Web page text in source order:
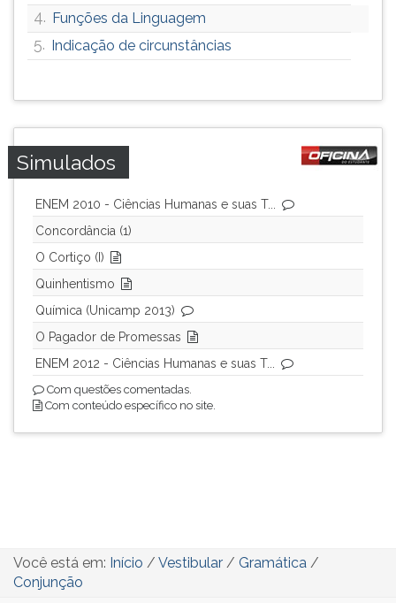
4. Funções da Linguagem
5. Indicação de circunstâncias
Simulados
ENEM 2010 - Ciências Humanas e suas T...
Concordância (1)
O Cortiço (I)
Quinhentismo
Química (Unicamp 2013)
O Pagador de Promessas
ENEM 2012 - Ciências Humanas e suas T...
Com questões comentadas.
Com conteúdo específico no site.
Você está em: Início / Vestibular / Gramática /
Conjunção